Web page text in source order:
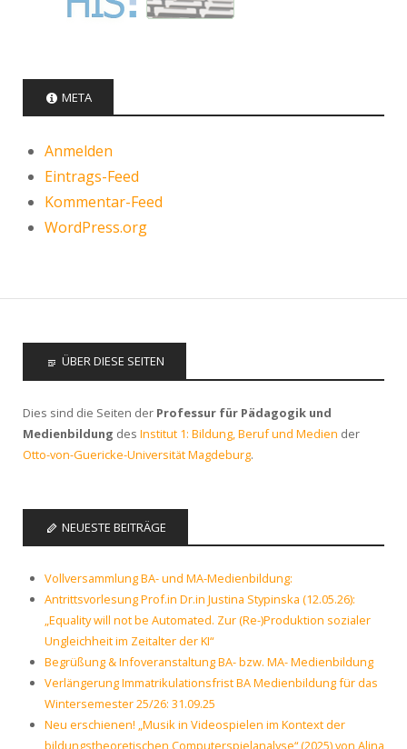
META
Anmelden
Eintrags-Feed
Kommentar-Feed
WordPress.org
ÜBER DIESE SEITEN
Dies sind die Seiten der Professur für Pädagogik und
Medienbildung des Institut 1: Bildung, Beruf und Medien der
Otto-von-Guericke-Universität Magdeburg.
NEUESTE BEITRÄGE
Vollversammlung BA- und MA-Medienbildung:
Antrittsvorlesung Prof.in Dr.in Justina Stypinska (12.05.26):
„Equality will not be Automated. Zur (Re-)Produktion sozialer
Ungleichheit im Zeitalter der KI“
Begrüßung & Infoveranstaltung BA- bzw. MA- Medienbildung
Verlängerung Immatrikulationsfrist BA Medienbildung für das
Wintersemester 25/26: 31.09.25
Neu erschienen! „Musik in Videospielen im Kontext der
bildungstheoretischen Computerspielanalyse“ (2025) von Alina